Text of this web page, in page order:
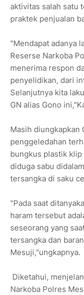
aktivitas salah satu
praktek penjualan
"Mendapat adanya
Reserse Narkoba
menerima respon
penyelidikan, dari
Selanjutnya kita
GN alias Gono
Masih diungkapkan
penggeledahan
bungkus plastik
diduga sabu
tersangka di saku
"Pada saat
haram tersebut
seseorang yang
tersangka dan
Mesuji,"ungkapnya.
Diketahui,
Narkoba Polres